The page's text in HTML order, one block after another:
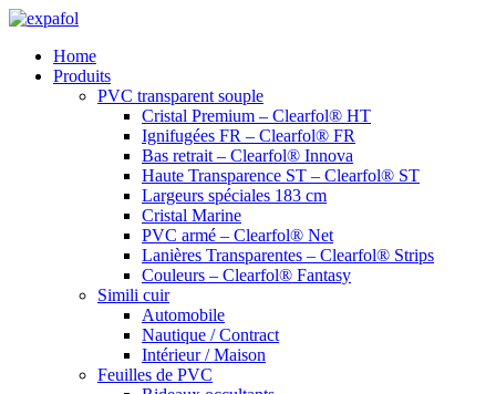
Aller
contenuHome
Produits
PVC transparent souple
Cristal Premium – Clearfol® HT
Ignifugées FR – Clearfol® FR
Bas retrait – Clearfol® Innova
Haute Transparence ST – Clearfol® ST
Largeurs spéciales 183 cm
Cristal Marine
PVC armé – Clearfol® Net
Lanières Transparentes – Clearfol® Strips
Couleurs – Clearfol® Fantasy
Simili cuir
Automobile
Nautique / Contract
Intérieur / Maison
Feuilles de PVC